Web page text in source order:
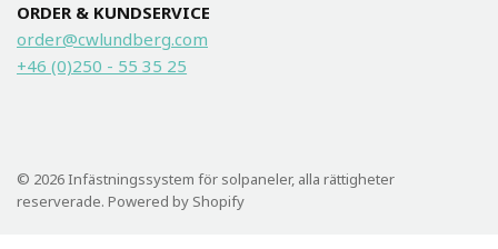
ORDER & KUNDSERVICE
order@cwlundberg.com
+46 (0)250 - 55 35 25
© 2026 Infästningssystem för solpaneler, alla rättigheter
reserverade. Powered by Shopify